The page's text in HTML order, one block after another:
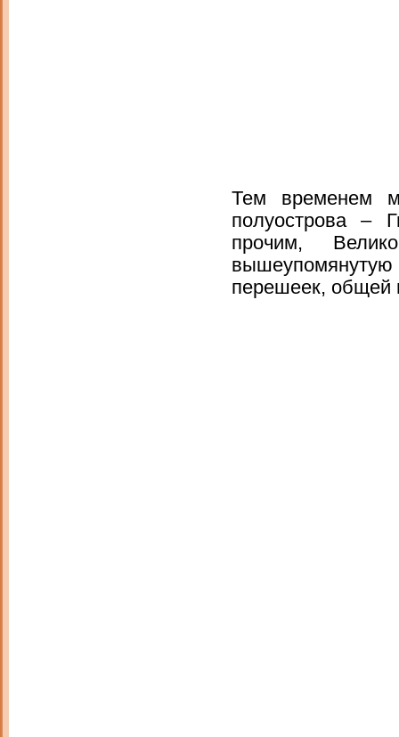
Тем временем
полуострова –
прочим,
перешеек, общей